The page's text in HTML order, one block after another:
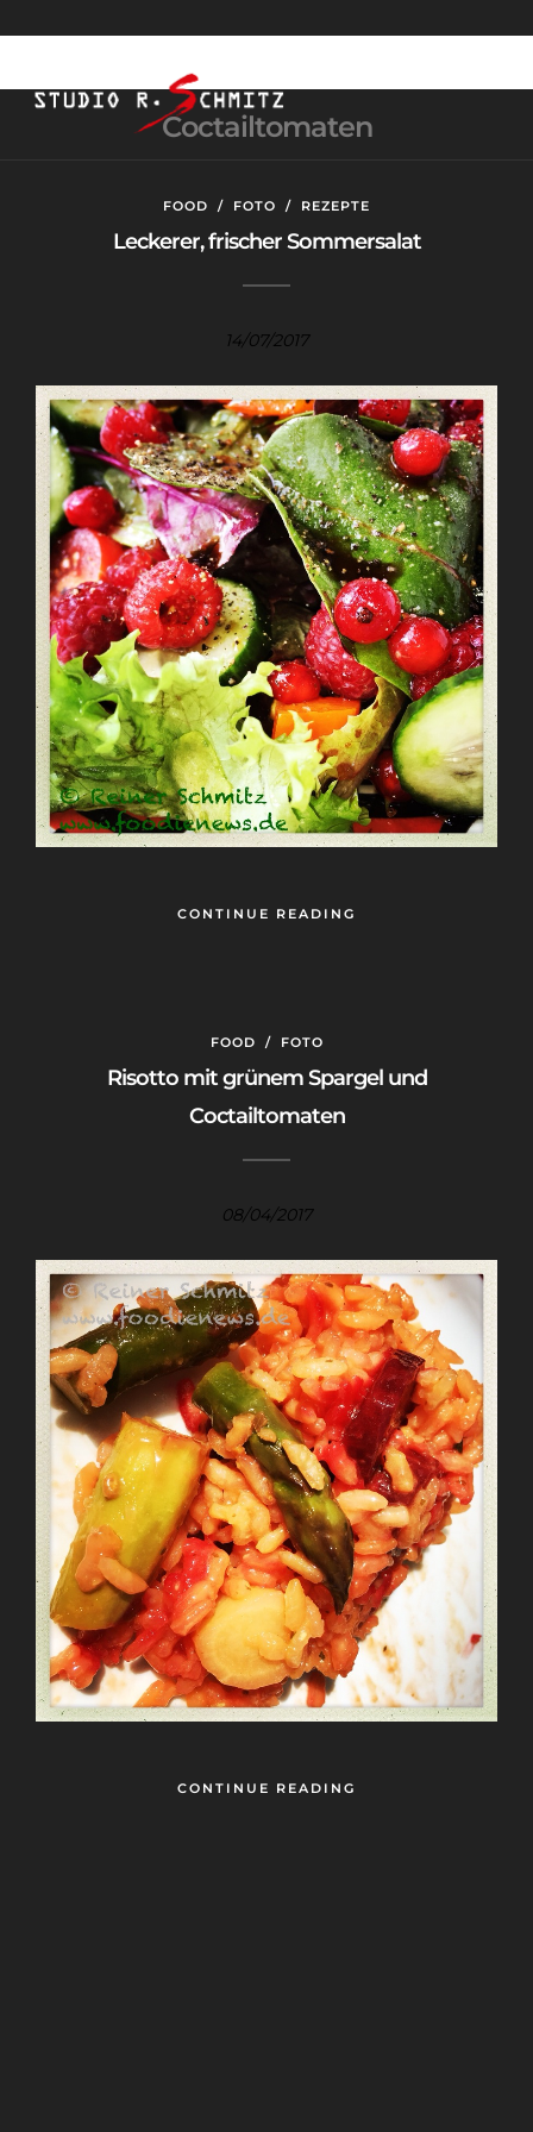
Coctailtomaten
FOOD / FOTO / REZEPTE
Leckerer, frischer Sommersalat
14/07/2017
CONTINUE READING
FOOD / FOTO
Risotto mit grünem Spargel und
Coctailtomaten
08/04/2017
CONTINUE READING